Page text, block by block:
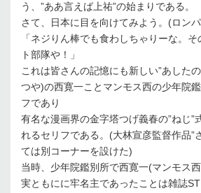
う、”ああ言えば上祐”の始まりである。
さて、日本に目を向けてみよう。(ロン
「ネジりん棒でも食わしちゃりーな。
ト部隊や！」
これは皆さんの記憶にも新しい”あした
つや)の西寛一ことマンモス西の少年院
フであり
有名な漫画界の金字塔つげ義春の”ねじ”
れるセリフである。(大林宣彦監督作品”
ては別コーナーを設けた)
当時、少年院鑑別所で西寛一(マンモス
実ともにに牢名主であったことは雑誌